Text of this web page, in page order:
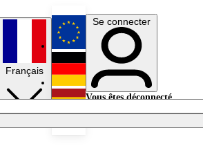
Français
English
Deutsch
Se connecter
Vous êtes déconnecté.